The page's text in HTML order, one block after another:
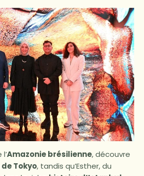
Amazonie brésilienne, découvre
Tokyo, tandis qu’Esther, du